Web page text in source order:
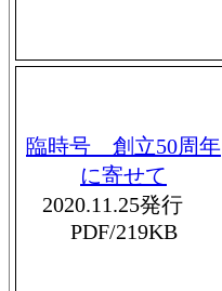
臨時号 創立50周年
に寄せて
2020.11.25発行
PDF/219KB